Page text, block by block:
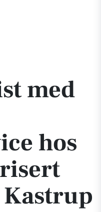
hos Tesla-autorisert
med
hos